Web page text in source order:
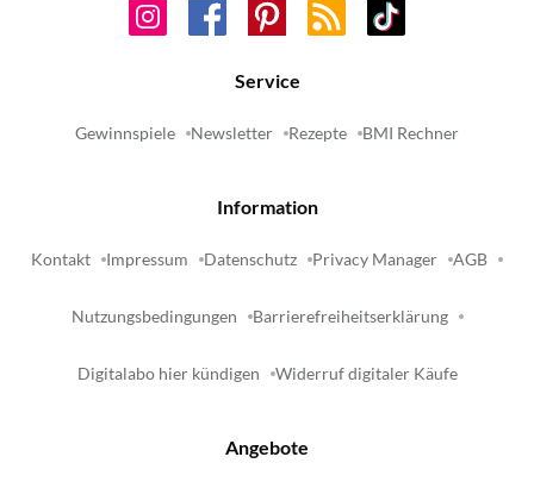
Service
Gewinnspiele Newsletter Rezepte BMI Rechner
Information
Kontakt Impressum Datenschutz Privacy Manager AGB
Nutzungsbedingungen Barrierefreiheitserklärung
Digitalabo hier kündigen Widerruf digitaler Käufe
Angebote